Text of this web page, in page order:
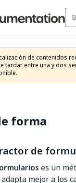
de contenidos
tardar entre una y dos
forma
de
es un
mejor a los